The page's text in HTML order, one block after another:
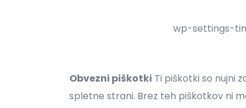
wp-settings-
Obvezni piškotki Ti piškotki so nujni
spletne strani. Brez teh piškotkov ni